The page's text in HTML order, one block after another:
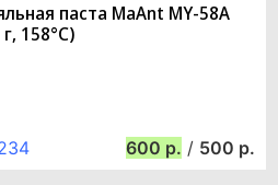
паста MaAnt MY-58A
158°C)
600 / 500